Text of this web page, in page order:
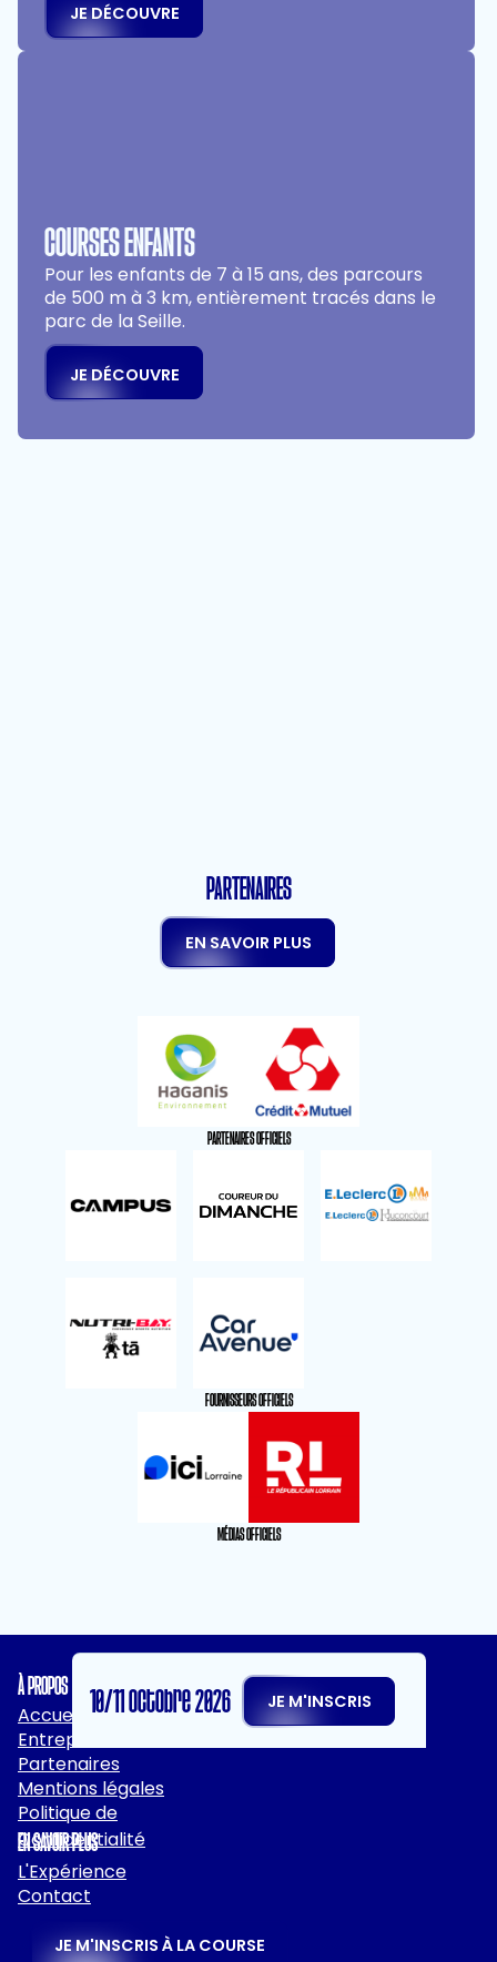
JE DÉCOUVRE
COURSES ENFANTS
Pour les enfants de 7 à 15 ans, des parcours
de 500 m à 3 km, entièrement tracés dans le
parc de la Seille.
JE DÉCOUVRE
PARTENAIRES
EN SAVOIR PLUS
PARTENAIRES OFFICIELS
FOURNISSEURS OFFICIELS
MÉDIAS OFFICIELS
10/11 octobre 2026 JE M'INSCRIS
À PROPOS
Accueil
Entreprises
Partenaires
Mentions légales
Politique de
Confidentialité
EN SAVOIR PLUS
L'Expérience
Contact
JE M'INSCRIS À LA COURSE